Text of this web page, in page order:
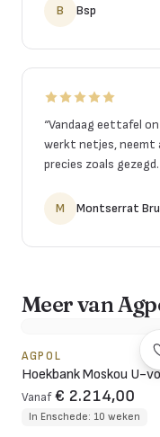
B Bsp
“Vandaag eettafel
werkt netjes, neemt
precies zoals
M Montserrat
Meer van
AGPOL
Hoekbank Moskou U-
Vanaf € 2.214,00
In Enschede: 10 weken